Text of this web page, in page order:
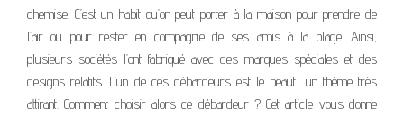
chemise. C’est un habit qu’on peut porter à la maison pour prendre de
l’air ou pour rester en compagnie de ses amis à la plage. Ainsi,
plusieurs sociétés l’ont fabriqué avec des marques spéciales et des
designs relatifs. L’un de ces débardeurs est le beauf, un thème très
attirant. Comment choisir alors ce débardeur ? Cet article vous donne